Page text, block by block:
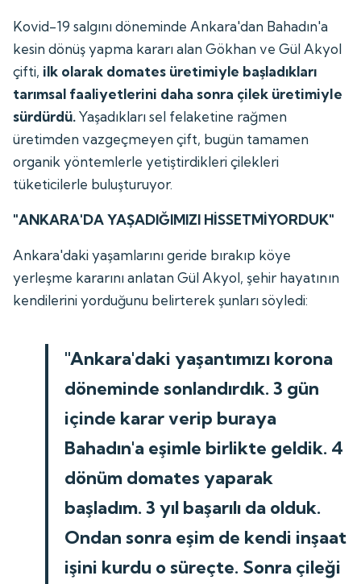
Kovid-19 salgını döneminde Ankara'dan Bahadın'a
kesin dönüş yapma kararı alan Gökhan ve Gül Akyol
çifti, ilk olarak domates üretimiyle başladıkları
tarımsal faaliyetlerini daha sonra çilek üretimiyle
sürdürdü.Yaşadıkları sel felaketine rağmen
üretimden vazgeçmeyen çift, bugün tamamen
organik yöntemlerle yetiştirdikleri çilekleri
tüketicilerle buluşturuyor.
"ANKARA'DA YAŞADIĞIMIZI HİSSETMİYORDUK"
Ankara'daki yaşamlarını geride bırakıp köye
yerleşme kararını anlatan Gül Akyol, şehir hayatının
kendilerini yorduğunu belirterek şunları söyledi:
"Ankara'daki yaşantımızı korona
döneminde sonlandırdık. 3 gün
içinde karar verip buraya
Bahadın'a eşimle birlikte geldik. 4
dönüm domates yaparak
başladım. 3 yıl başarılı da olduk.
Ondan sonra eşim de kendi inşaat
işini kurdu o süreçte. Sonra çileği